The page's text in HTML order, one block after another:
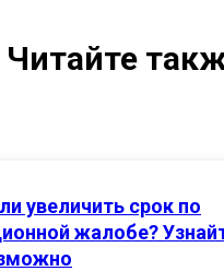
Читайте
увеличить срок по
жалобе?